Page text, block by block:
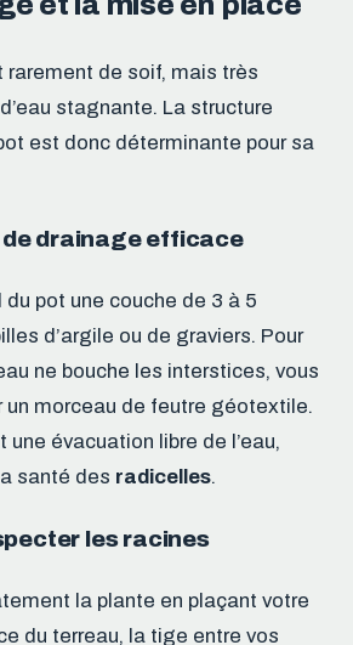
rarement de soif, mais très
stagnante. La structure
est donc déterminante pour sa
drainage efficace
pot une couche de 3 à 5
d’argile ou de graviers. Pour
ne bouche les interstices, vous
un morceau de feutre géotextile.
évacuation libre de l’eau,
santé des radicelles.
les racines
la plante en plaçant votre
du terreau, la tige entre vos